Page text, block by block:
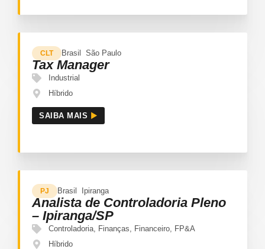
Brasil São Paulo
CLT
Tax Manager
Industrial
Híbrido
SAIBA MAIS
Brasil Ipiranga
PJ
Analista de Controladoria Pleno
– Ipiranga/SP
Controladoria Finanças Financeiro FP&A
Híbrido